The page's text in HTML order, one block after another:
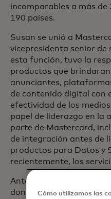
incomparables a más de
190 países.
Susan se unió a
vicepresidenta senior de
esta función, tuvo la
productos que
anunciantes,
de contenido digital con
efectividad de los
papel de liderazgo en la
parte de Mastercard,
de integración antes de
productos para Datos y
recientemente, los
Antes de unirse a
donde dirigió una
Cómo utilizamos las